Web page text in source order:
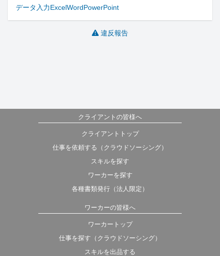
データ入力ExcelWordPowerPoint
違反報告
クライアントの皆様へ
クライアントトップ
仕事を依頼する（クラウドソーシング）
スキルを探す
ワーカーを探す
各種書類発行（法人限定）
ワーカーの皆様へ
ワーカートップ
仕事を探す（クラウドソーシング）
スキルを出品する